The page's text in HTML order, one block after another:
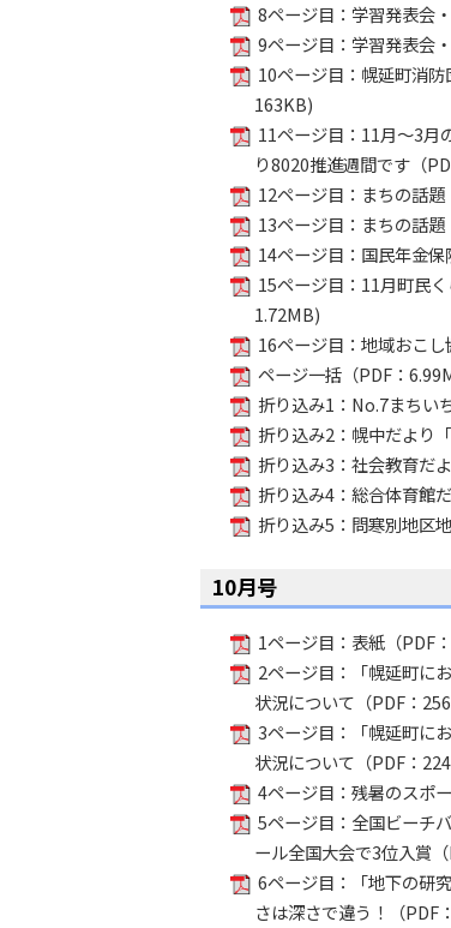
8ページ目：学習発表会
9ページ目：学習発表会
10ページ目：幌延町消
163KB)
11ページ目：11月～3月
り8020推進週間です（
12ページ目：まちの話
13ページ目：まちの話
14ページ目：国民年金
15ページ目：11月町民
1.72MB)
16ページ目：地域おこ
ページ一括（PDF：
折り込み1：No.7まちい
折り込み2：幌中だより
折り込み3：社会教育だ
折り込み4：総合体育館
折り込み5：問寒別地区
10月号
1ページ目：表紙（PDF
2ページ目：「幌延町に
状況について（PDF：
3ページ目：「幌延町に
状況について（PDF：
4ページ目：残暑のスポ
5ページ目：全国ビーチ
ール全国大会で3位入賞
6ページ目：「地下の研
さは深さで違う！（PDF